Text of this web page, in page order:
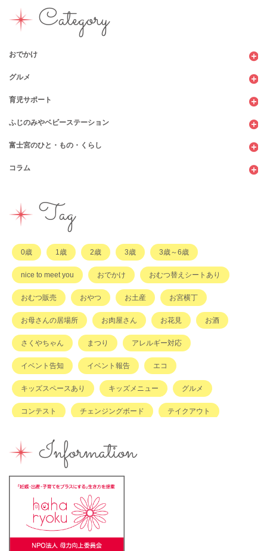
Category
おでかけ
観光
ショッピング
図書館
公園
遊び
習い事
グルメ
カフェ・レストラン
パン
スウィーツ
お弁当・お惣菜
育児サポート
子育てサロン
支援センター
幼稚園・保育園・こども園
ふじのみやベビーステーション
コンビニ
公共施設
富士宮のひと・もの・くらし
行政サービス
ひと
その他
コラム
子育てコラムTag
0歳 1歳 2歳 3歳 3歳～6歳
nice to meet you おでかけ おむつ替えシートあり
おむつ販売 おやつ お土産 お宮横丁
お母さんの居場所 お肉屋さん お花見 お酒
さくやちゃん まつり アレルギー対応
イベント告知 イベント報告 エコ
キッズスペースあり キッズメニュー グルメ
コンテスト チェンジングボード テイクアウト
バーベキュー ベビーカーOK
ベビ＊ステ マタニティ
ママの息抜き ミルク用お湯提供
ライター募集 ランチ
一時保育 一時預かり
Information